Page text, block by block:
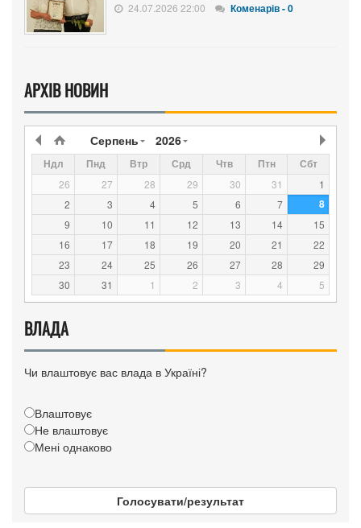
24.07.2026 22:00 Коменарів - 0
АРХІВ НОВИН
Серпень 2026
Ндл Пнд Втр Срд Чтв Птн Сбт
26 27 28 29 30 31
1
2
3 4 5 6 7 8
9 10 11 12 13 14
15
16
17 18 19 20 21
22
23
24 25 26 27 28
29
30
31 1 2 3 4 5
ВЛАДА
Чи влаштовує вас влада в Україні?
Влаштовує
Не влаштовує
Мені однаково
Голосувати/результат